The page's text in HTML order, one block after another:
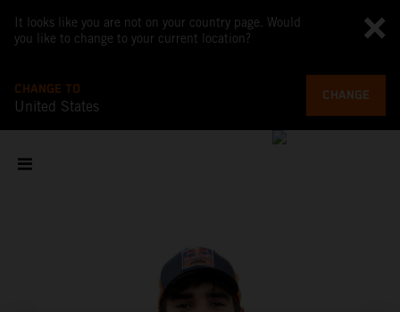
It looks like you are not on your country page. Would
you like to change to your current location?
CHANGE TO
United States
CHANGE